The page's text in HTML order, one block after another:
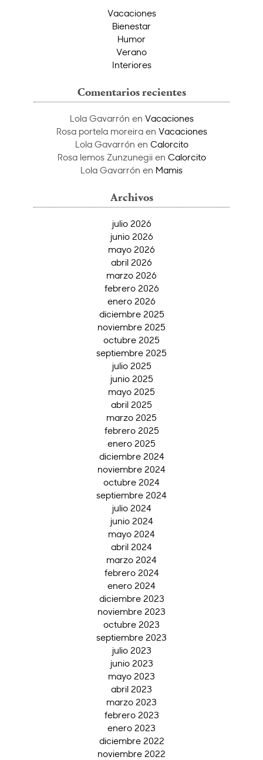
Vacaciones
Bienestar
Humor
Verano
Interiores
Comentarios recientes
Lola Gavarrón en Vacaciones
Rosa portela moreiraen Vacaciones
Lola Gavarrón en Calorcito
Rosa lemos Zunzunegiien Calorcito
Lola Gavarrón en Mamis
Archivos
julio 2026
junio 2026
mayo 2026
abril 2026
marzo 2026
febrero 2026
enero 2026
diciembre 2025
noviembre 2025
octubre 2025
septiembre 2025
julio 2025
junio 2025
mayo 2025
abril 2025
marzo 2025
febrero 2025
enero 2025
diciembre 2024
noviembre 2024
octubre 2024
septiembre 2024
julio 2024
junio 2024
mayo 2024
abril 2024
marzo 2024
febrero 2024
enero 2024
diciembre 2023
noviembre 2023
octubre 2023
septiembre 2023
julio 2023
junio 2023
mayo 2023
abril 2023
marzo 2023
febrero 2023
enero 2023
diciembre 2022
noviembre 2022